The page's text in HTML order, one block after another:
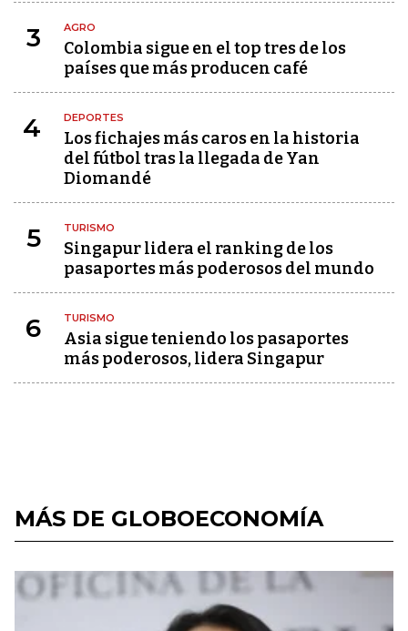
3 AGRO
Colombia sigue en el top tres de los
países que más producen café
4 DEPORTES
Los fichajes más caros en la historia
del fútbol tras la llegada de Yan
Diomandé
5 TURISMO
Singapur lidera el ranking de los
pasaportes más poderosos del mundo
6 TURISMO
Asia sigue teniendo los pasaportes
más poderosos, lidera Singapur
MÁS DE GLOBOECONOMÍA